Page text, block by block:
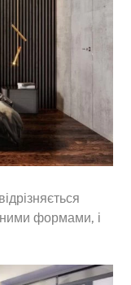
формами, і